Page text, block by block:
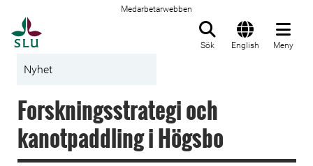
Medarbetarwebben
Sök English Meny
Nyhet
Forskningsstrategi och
kanotpaddling i Högsbo